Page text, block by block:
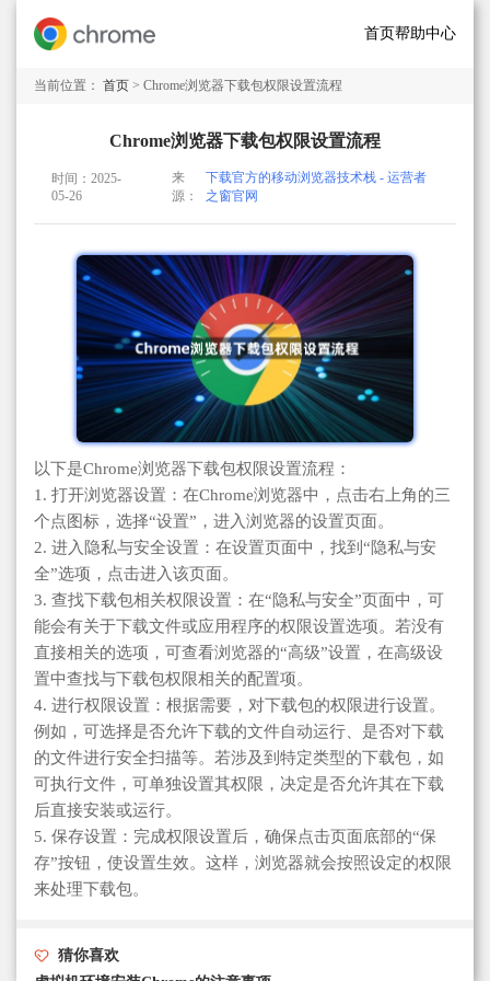
首页帮助中心
当前位置： 首页 > Chrome浏览器下载包权限设置流程
Chrome浏览器下载包权限设置流程
时间：2025-
05-26
来
源：
下载官方的移动浏览器技术栈 - 运营者
之窗官网
以下是Chrome浏览器下载包权限设置流程：
1. 打开浏览器设置：在Chrome浏览器中，点击右上角的三
个点图标，选择“设置”，进入浏览器的设置页面。
2. 进入隐私与安全设置：在设置页面中，找到“隐私与安
全”选项，点击进入该页面。
3. 查找下载包相关权限设置：在“隐私与安全”页面中，可
能会有关于下载文件或应用程序的权限设置选项。若没有
直接相关的选项，可查看浏览器的“高级”设置，在高级设
置中查找与下载包权限相关的配置项。
4. 进行权限设置：根据需要，对下载包的权限进行设置。
例如，可选择是否允许下载的文件自动运行、是否对下载
的文件进行安全扫描等。若涉及到特定类型的下载包，如
可执行文件，可单独设置其权限，决定是否允许其在下载
后直接安装或运行。
5. 保存设置：完成权限设置后，确保点击页面底部的“保
存”按钮，使设置生效。这样，浏览器就会按照设定的权限
来处理下载包。
猜你喜欢